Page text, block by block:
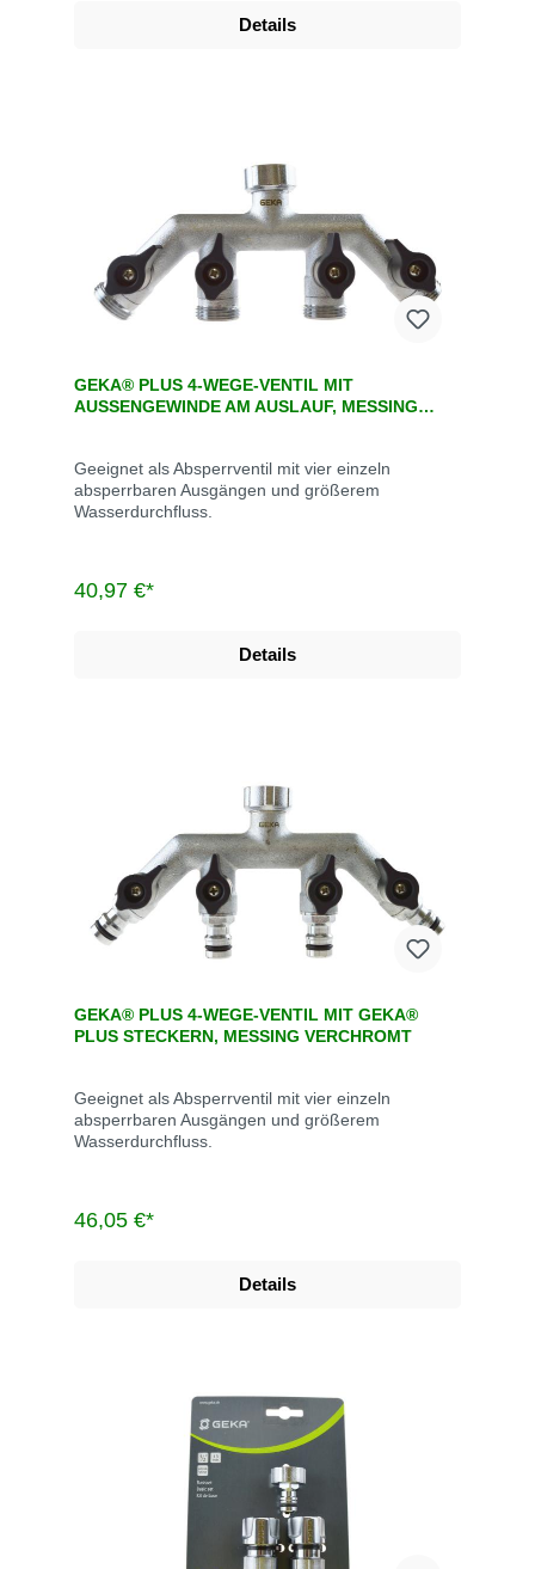
Details
GEKA® PLUS 4-WEGE-VENTIL MIT
AUSSENGEWINDE AM AUSLAUF, MESSING V
Geeignet als Absperrventil mit vier einzeln
absperrbaren Ausgängen und größerem
Wasserdurchfluss.
40,97 €*
Details
GEKA® PLUS 4-WEGE-VENTIL MIT GEKA®
PLUS STECKERN, MESSING VERCHROMT
Geeignet als Absperrventil mit vier einzeln
absperrbaren Ausgängen und größerem
Wasserdurchfluss.
46,05 €*
Details